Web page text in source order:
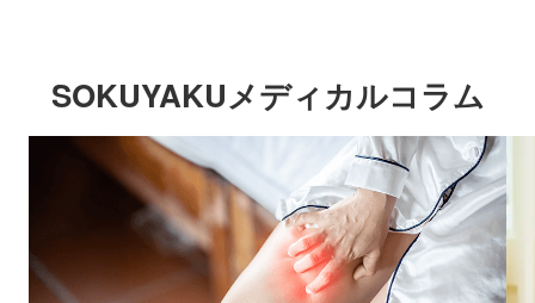
SOKUYAKUメディカルコラム